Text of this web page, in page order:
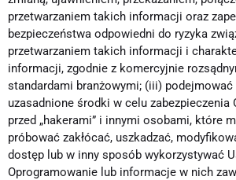
przetwarzaniem takich informacji oraz
bezpieczeństwa odpowiedni do ryzyka
przetwarzaniem takich informacji i
informacji, zgodnie z komercyjnie
standardami branżowymi; (iii)
uzasadnione środki w celu zabezpieczenia
przed „hakerami” i innymi osobami, które
próbować zakłócać, uszkadzać,
dostęp lub w inny sposób wykorzystywać
Oprogramowanie lub informacje w nich